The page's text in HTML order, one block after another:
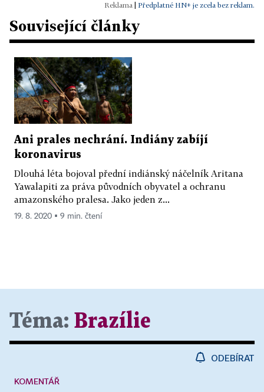
Předplatné HN+ je zcela bez reklam.
Související články
Ani prales nechrání. Indiány zabíjí
koronavirus
Dlouhá léta bojoval přední indiánský náčelník Aritana
Yawalapiti za práva původních obyvatel a ochranu
amazonského pralesa. Jako jeden z...
19. 8. 2020 ▪ 9 min. čtení
Téma: Brazílie
ODEBÍRAT
KOMENTÁŘ